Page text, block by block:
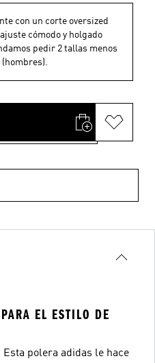
con un corte oversized
cómodo y holgado
pedir 2 tallas menos
(hombres).
EL ESTILO DE
polera adidas le hace